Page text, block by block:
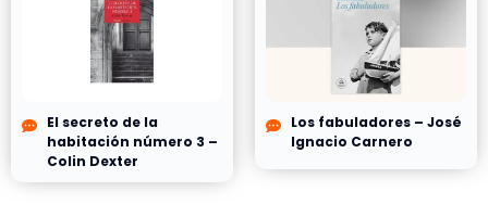
El secreto de la
habitación número 3 –
Colin Dexter
Los fabuladores – José
Ignacio Carnero